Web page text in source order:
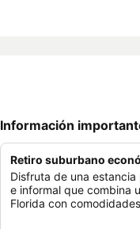
Información
Retiro suburbano
Disfruta de una
e informal que combina
Florida con